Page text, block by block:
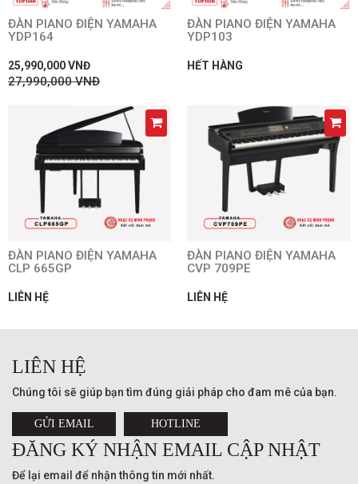
ĐÀN PIANO ĐIỆN YAMAHA
YDP164
25,990,000 VNĐ
27,990,000 VNĐ
ĐÀN PIANO ĐIỆN YAMAHA
YDP103
HẾT HÀNG
ĐÀN PIANO ĐIỆN YAMAHA
CLP 665GP
LIÊN HỆ
ĐÀN PIANO ĐIỆN YAMAHA
CVP 709PE
LIÊN HỆ
LIÊN HỆ
Chúng tôi sẽ giúp bạn tìm đúng giải pháp cho đam mê của bạn.
GỬI EMAIL HOTLINE
ĐĂNG KÝ NHẬN EMAIL CẬP NHẬT
Để lại email để nhận thông tin mới nhất.